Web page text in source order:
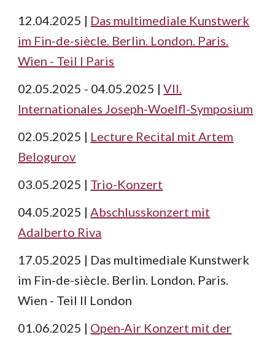
12.04.2025 | Das multimediale Kunstwerk
im Fin-de-siècle. Berlin. London. Paris.
Wien - Teil I Paris
02.05.2025 - 04.05.2025 |VII.
Internationales Joseph-Woelfl-Symposium
02.05.2025 | Lecture Recital mit Artem
Belogurov
03.05.2025 | Trio-Konzert
04.05.2025 |Abschlusskonzert mit
Adalberto Riva
17.05.2025 | Das multimediale Kunstwerk
im Fin-de-siècle. Berlin. London. Paris.
Wien - Teil II London
01.06.2025 | Open-Air Konzert mit der